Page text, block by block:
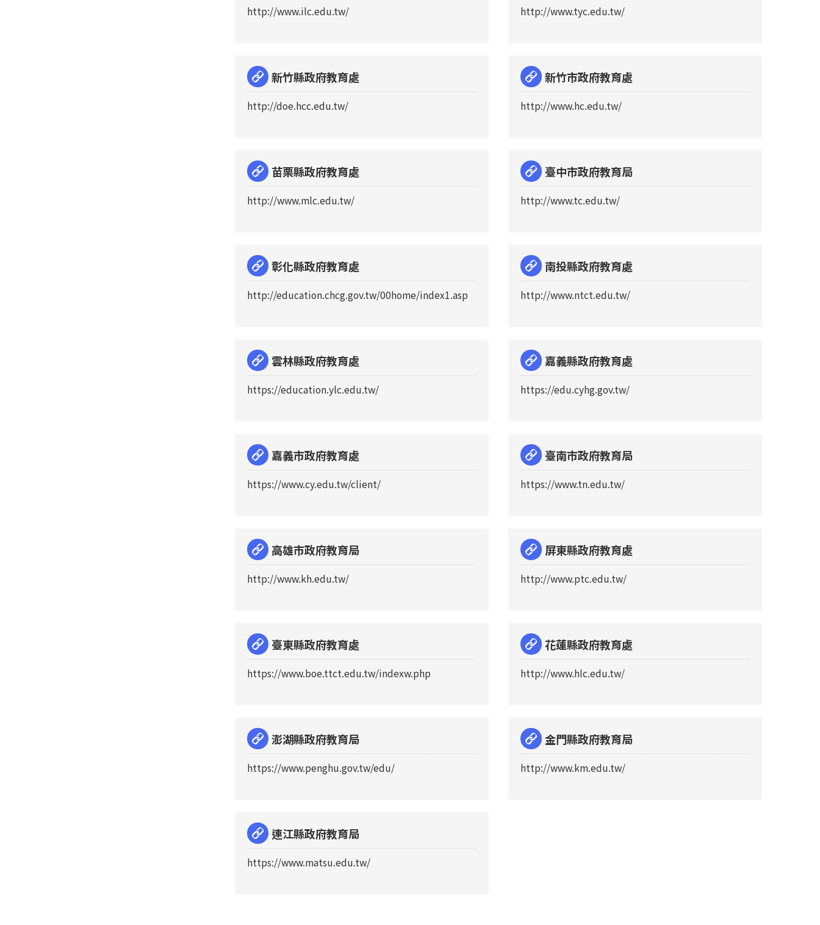
http://www.ilc.edu.tw/ http://www.tyc.edu.tw/
新竹縣政府教育處
http://doe.hcc.edu.tw/
新竹市政府教育處
http://www.hc.edu.tw/
苗栗縣政府教育處
http://www.mlc.edu.tw/
臺中市政府教育局
http://www.tc.edu.tw/
彰化縣政府教育處
http://education.chcg.gov.tw/00home/index1.asp
南投縣政府教育處
http://www.ntct.edu.tw/
雲林縣政府教育處
https://education.ylc.edu.tw/
嘉義縣政府教育處
https://edu.cyhg.gov.tw/
嘉義市政府教育處
https://www.cy.edu.tw/client/
臺南市政府教育局
https://www.tn.edu.tw/
高雄市政府教育局
http://www.kh.edu.tw/
屏東縣政府教育處
http://www.ptc.edu.tw/
臺東縣政府教育處
https://www.boe.ttct.edu.tw/indexw.php
花蓮縣政府教育處
http://www.hlc.edu.tw/
澎湖縣政府教育局
https://www.penghu.gov.tw/edu/
金門縣政府教育局
http://www.km.edu.tw/
連江縣政府教育局
https://www.matsu.edu.tw/